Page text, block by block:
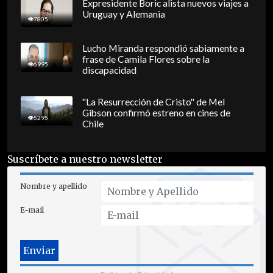
7805
Expresidente Boric alista nuevos viajes a
Uruguay y Alemania
6995
Lucho Miranda respondió sabiamente a
frase de Camila Flores sobre la
discapacidad
5295
"La Resurrección de Cristo" de Mel
Gibson confirmó estreno en cines de
Chile
Suscríbete a nuestro newsletter
Nombre y apellido
E-mail